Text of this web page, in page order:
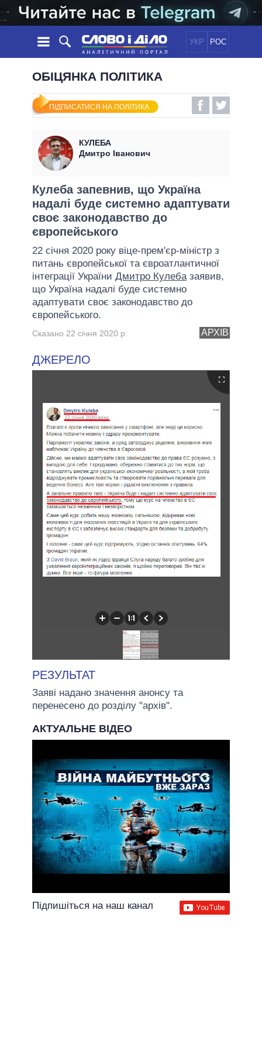
УКР РОС
НОВИНИ
СТРІЧКА
ПОДІЇ
СТАТТІ
ДУМКИ
ОГЛЯДИ
ДАЙДЖЕСТИ
ПОЛІТИКА
ЕКОНОМІКА
СВІТ
ОБIЦЯНКИ
УСІ ПОЛІТИКИ
ПРЕЗИДЕНТ І ОФІС
ВЕРХОВНА РАДА
КАБІНЕТ МІНІСТРІВ
ГОЛОВИ ОБЛАДМІНІСТРАЦІЙ
МЕРИ МІСТ
ВСІ ПЕРСОНИ
ІНФОГРАФІКА
ПІДТРИМАТИ
ПОРІВНЯННЯ ПОЛІТИКІВ
ОБІЦЯНКА ПОЛІТИКА
ПІДПИСАТИСЯ НА ПОЛІТИКА
КУЛЕБА
Дмитро Іванович
Кулеба запевнив, що Україна
надалі буде системно адаптувати
своє законодавство до
європейського
22 січня 2020 року віце-прем'єр-міністр з
питань європейської та євроатлантичної
інтеграції України Дмитро Кулеба заявив,
що Україна надалі буде системно
адаптувати своє законодавство до
європейського.
АРХІВ
Сказано 22 січня 2020 р.
ДЖЕРЕЛО
РЕЗУЛЬТАТ
Заяві надано значення анонсу та
перенесено до розділу "архів".
АКТУАЛЬНЕ ВІДЕО
Підпишіться на наш канал